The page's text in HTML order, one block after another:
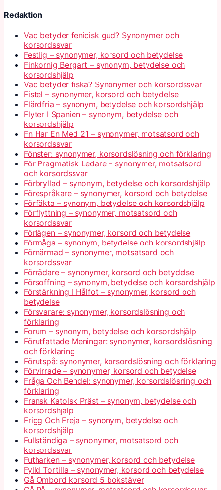
Redaktion
Vad betyder fenicisk gud? Synonymer och
korsordssvar
Festlig – synonymer, korsord och betydelse
Finkornig Bergart – synonym, betydelse och
korsordshjälp
Vad betyder fiska? Synonymer och korsordssvar
Fistel – synonymer, korsord och betydelse
Flärdfria – synonym, betydelse och korsordshjälp
Flyter I Spanien – synonym, betydelse och
korsordshjälp
Fn Har En Med 21 – synonymer, motsatsord och
korsordssvar
Fönster: synonymer, korsordslösning och förklaring
För Pragmatisk Ledare – synonymer, motsatsord
och korsordssvar
Förbryllad – synonym, betydelse och korsordshjälp
Förespråkare – synonymer, korsord och betydelse
Förfäkta – synonym, betydelse och korsordshjälp
Förflyttning – synonymer, motsatsord och
korsordssvar
Förlägen – synonymer, korsord och betydelse
Förmåga – synonym, betydelse och korsordshjälp
Förnärmad – synonymer, motsatsord och
korsordssvar
Förrädare – synonymer, korsord och betydelse
Försoffning – synonym, betydelse och korsordshjälp
Förstärkning I Hålfot – synonymer, korsord och
betydelse
Försvarare: synonymer, korsordslösning och
förklaring
Forum – synonym, betydelse och korsordshjälp
Förutfattade Meningar: synonymer, korsordslösning
och förklaring
Förutspå: synonymer, korsordslösning och förklaring
Förvirrade – synonymer, korsord och betydelse
Fråga Och Bendel: synonymer, korsordslösning och
förklaring
Fransk Katolsk Präst – synonym, betydelse och
korsordshjälp
Frigg Och Freja – synonym, betydelse och
korsordshjälp
Fullständiga – synonymer, motsatsord och
korsordssvar
Futharken – synonymer, korsord och betydelse
Fylld Tortilla – synonymer, korsord och betydelse
Gå Ombord korsord 5 bokstäver